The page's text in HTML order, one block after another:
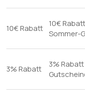
10€ Rabatt 10€
Sommer-
3% Rabatt
3%